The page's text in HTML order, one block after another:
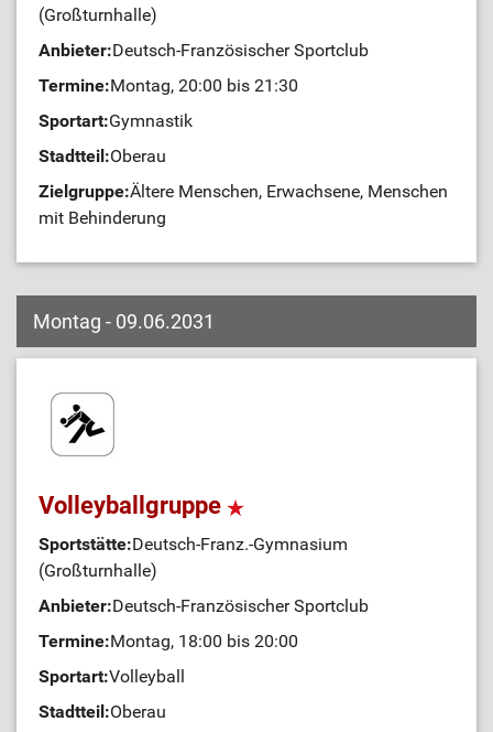
(Großturnhalle)
Anbieter:Deutsch-Französischer Sportclub
Termine:Montag, 20:00 bis 21:30
Sportart:Gymnastik
Stadtteil:Oberau
Zielgruppe:Ältere Menschen, Erwachsene, Menschen
mit Behinderung
Montag - 09.06.2031
Volleyballgruppe
Sportstätte:Deutsch-Franz.-Gymnasium
(Großturnhalle)
Anbieter:Deutsch-Französischer Sportclub
Termine:Montag, 18:00 bis 20:00
Sportart:Volleyball
Stadtteil:Oberau